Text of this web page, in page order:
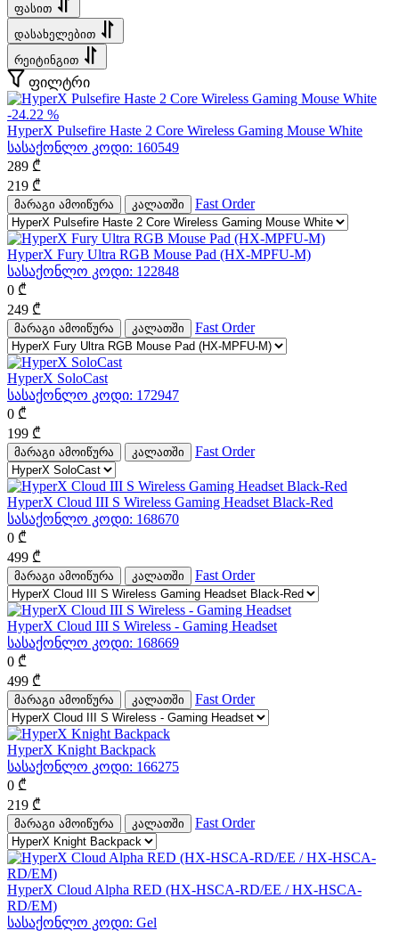
ფასით
დასახელებით
რეიტინგით
ფილტრი
-24.22 %
HyperX Pulsefire Haste 2 Core Wireless Gaming Mouse White
სასაქონლო კოდი: 160549
289 ₾
219 ₾
მარაგი ამოიწურა კალათში Fast Order
HyperX Fury Ultra RGB Mouse Pad (HX-MPFU-M)
სასაქონლო კოდი: 122848
0 ₾
249 ₾
მარაგი ამოიწურა კალათში Fast Order
HyperX SoloCast
სასაქონლო კოდი: 172947
0 ₾
199 ₾
მარაგი ამოიწურა კალათში Fast Order
HyperX Cloud III S Wireless Gaming Headset Black-Red
სასაქონლო კოდი: 168670
0 ₾
499 ₾
მარაგი ამოიწურა კალათში Fast Order
HyperX Cloud III S Wireless - Gaming Headset
სასაქონლო კოდი: 168669
0 ₾
499 ₾
მარაგი ამოიწურა კალათში Fast Order
HyperX Knight Backpack
სასაქონლო კოდი: 166275
0 ₾
219 ₾
მარაგი ამოიწურა კალათში Fast Order
HyperX Cloud Alpha RED (HX-HSCA-RD/EE / HX-HSCA-
RD/EM)
სასაქონლო კოდი: Gel